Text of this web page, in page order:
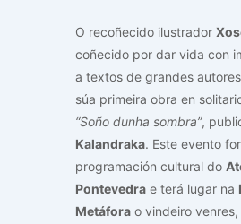
O recoñecido ilustrador
coñecido por dar vida con
a textos de grandes
súa primeira obra en
“Soño dunha sombra”,
Kalandraka. Este evento
programación cultural do
Pontevedra e terá lugar na
Metáfora o vindeiro